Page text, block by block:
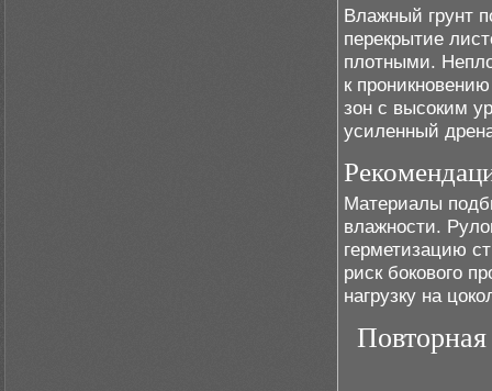
Влажный грунт
перекрытие
плотными.
к
зон с высоким
усиленный
Материалы
влажности.
герметизацию
риск бокового
нагрузку на